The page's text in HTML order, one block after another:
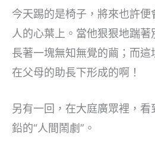
今天踢的是椅子，將來也許便
人的心葉上。當他狠狠地踹著
長著一塊無知無覺的繭；而
在父母的助長下形成的啊！
另有一回，在大庭廣眾裡，看
鉛的“人間鬧劇”。